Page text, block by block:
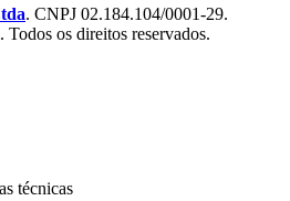
. CNPJ 02.184.104/0001-29.
os direitos reservados.
técnicas